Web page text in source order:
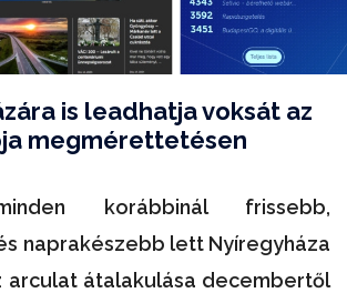
is leadhatja voksát az
megmérettetésen
korábbinál frissebb,
naprakészebb lett Nyíregyháza
arculat átalakulása decembertől